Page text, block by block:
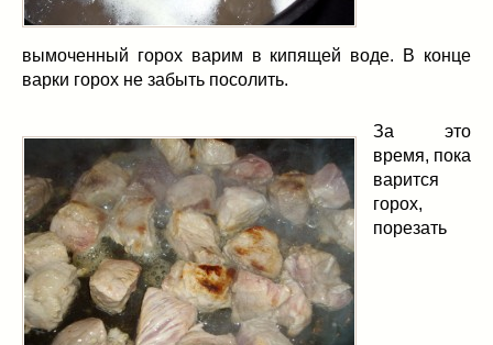
вымоченный горох варим в кипящей воде. В конце
варки горох не забыть посолить.
За это
время, пока
варится
горох,
порезать